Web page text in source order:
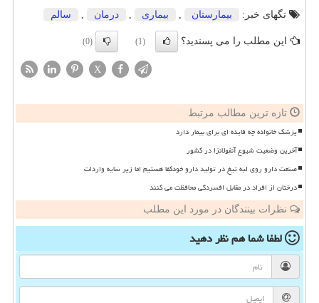
تگهای خبر:
بیمارستان , بیماری , درمان , سالم
این مطلب را می پسندید؟ (1)
(0)
X
تازه ترین مطالب مرتبط
پزشک خانواده چه فایده ای برای بیمار دارد
آخرین وضعیت شیوع آنفولانزا در کشور
صنعت دارو روی لبه تیغ در تولید دارو خودکفا هستیم اما زیر سایه واردات
درختان از افراد در مقابل افسردگی محافظت می کنند
نظرات بینندگان در مورد این مطلب
لطفا شما همنظر دهید